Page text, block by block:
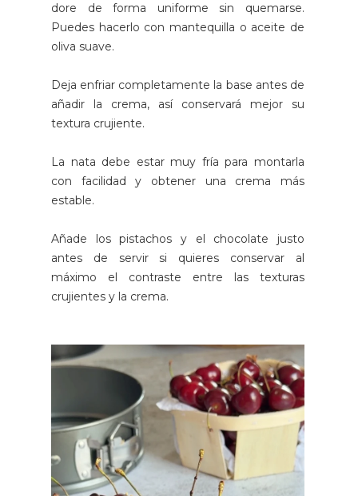
dore de forma uniforme sin quemarse.
Puedes hacerlo con mantequilla o aceite de
oliva suave.
Deja enfriar completamente la base antes de
añadir la crema, así conservará mejor su
textura crujiente.
La nata debe estar muy fría para montarla
con facilidad y obtener una crema más
estable.
Añade los pistachos y el chocolate justo
antes de servir si quieres conservar al
máximo el contraste entre las texturas
crujientes y la crema.